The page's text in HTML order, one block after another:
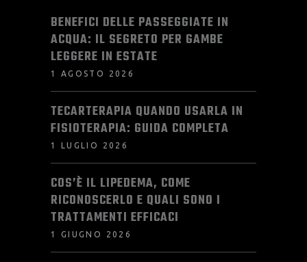
BENEFICI DELLE PASSEGGIATE IN
ACQUA: IL SEGRETO PER GAMBE
LEGGERE IN ESTATE
1 AGOSTO 2026
TECARTERAPIA QUANDO USARLA IN
FISIOTERAPIA: GUIDA COMPLETA
1 LUGLIO 2026
COS’È IL LIPEDEMA, COME
RICONOSCERLO E QUALI SONO I
TRATTAMENTI EFFICACI
1 GIUGNO 2026